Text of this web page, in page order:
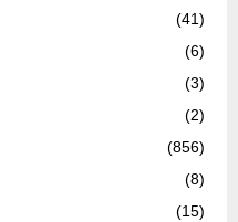
(41)
(6)
(3)
(2)
(856)
(8)
(15)